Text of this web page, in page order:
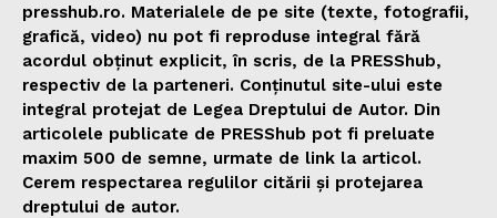
presshub.ro. Materialele de pe site (texte, fotografii,
grafică, video) nu pot fi reproduse integral fără
acordul obținut explicit, în scris, de la PRESShub,
respectiv de la parteneri. Conținutul site-ului este
integral protejat de Legea Dreptului de Autor. Din
articolele publicate de PRESShub pot fi preluate
maxim 500 de semne, urmate de link la articol.
Cerem respectarea regulilor citării și protejarea
dreptului de autor.